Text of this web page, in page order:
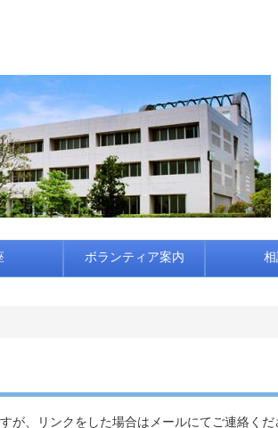
ボランティア案内
、リンクをした場合はメールにてご連絡くだ